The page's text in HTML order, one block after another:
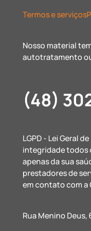
Termos e serviços
Nosso material
autotratamento
(48)
LGPD - Lei Geral
integridade todos
apenas da sua
prestadores de
em contato com a
Rua Menino Deus,